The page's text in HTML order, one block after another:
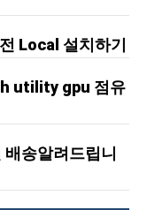
Local 설치하기
utility gpu 점유
배송알려드립니